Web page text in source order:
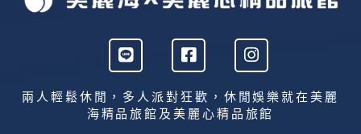
L
i
n
e
F
a
c
e
b
I
n
s
t
a
兩人輕鬆休閒，多人派對狂歡，休閒娛樂就在美麗
海精品旅館及美麗心精品旅館